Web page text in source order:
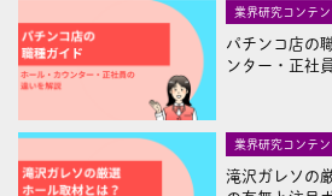
業界研究コンテン
パチンコ店の
ンター・正社
業界研究コンテン
滝沢ガレソの